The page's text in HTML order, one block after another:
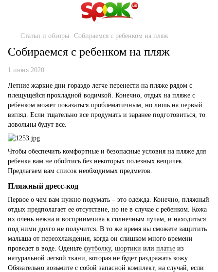
Статьи и обзоры Собираемся с ребенком на пляж
Собираемся с ребенком на пляж
1 июня 2020
Летние жаркие дни гораздо легче перенести на пляже рядом с
плещущейся прохладной водичкой. Конечно, отдых на пляже с
ребенком может показаться проблематичным, но лишь на первый
взгляд. Если тщательно все продумать и заранее подготовиться, то
довольны будут все.
Чтобы обеспечить комфортные и безопасные условия на пляже для
ребенка вам не обойтись без некоторых полезных вещичек.
Предлагаем вам список необходимых предметов.
Пляжный дресс-код
Первое о чем вам нужно подумать – это одежда. Конечно, пляжный
отдых предполагает ее отсутствие, но не в случае с ребенком. Кожа
их очень нежна и восприимчива к солнечным лучам, и находиться
под ними долго не получится. В то же время вы сможете защитить
малыша от переохлаждения, когда он слишком много времени
проведет в воде. Оденьте футболку, шортики или платье из
натуральной легкой ткани, которая не будет раздражать кожу.
Обязательно возьмите с собой запасной комплект, на случай, если